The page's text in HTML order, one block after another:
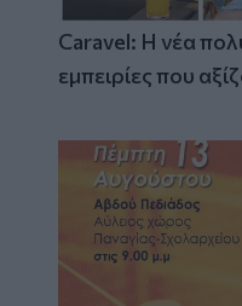
Caravel: Η νέα
εμπειρίες που